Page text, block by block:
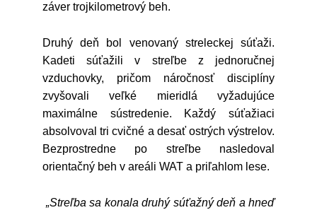
záver trojkilometrový beh.
Druhý deň bol venovaný streleckej súťaži.
Kadeti súťažili v streľbe z jednoručnej
vzduchovky, pričom náročnosť disciplíny
zvyšovali veľké mieridlá vyžadujúce
maximálne sústredenie. Každý súťažiaci
absolvoval tri cvičné a desať ostrých výstrelov.
Bezprostredne po streľbe nasledoval
orientačný beh v areáli WAT a priľahlom lese.
„Streľba sa konala druhý súťažný deň a hneď